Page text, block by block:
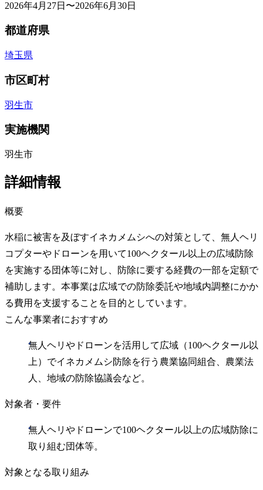
2026年4月27日〜2026年6月30日
都道府県
埼玉県
市区町村
羽生市
実施機関
羽生市
詳細情報
概要
水稲に被害を及ぼすイネカメムシへの対策として、無人ヘリ
コプターやドローンを用いて100ヘクタール以上の広域防除
を実施する団体等に対し、防除に要する経費の一部を定額で
補助します。本事業は広域での防除委託や地域内調整にかか
る費用を支援することを目的としています。
こんな事業者におすすめ
無人ヘリやドローンを活用して広域（100ヘクタール以
上）でイネカメムシ防除を行う農業協同組合、農業法
人、地域の防除協議会など。
対象者・要件
無人ヘリやドローンで100ヘクタール以上の広域防除に
取り組む団体等。
対象となる取り組み